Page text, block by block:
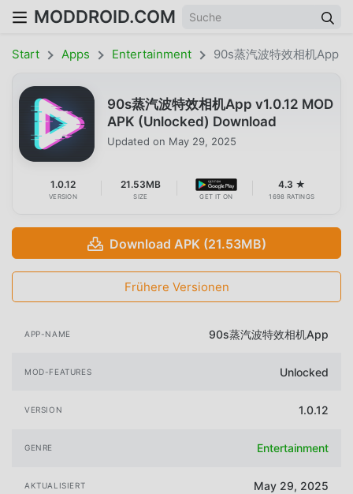
MODDROID.COM
Start Apps Entertainment 90s蒸汽波特效相机App
90s蒸汽波特效相机App v1.0.12 MOD
APK (Unlocked) Download
Updated on May 29, 2025
1.0.12
VERSION
21.53MB
SIZE GET IT ON
4.3 ★
1698 RATINGS
Download APK (21.53MB)
Frühere Versionen
APP-NAME 90s蒸汽波特效相机App
MOD-FEATURES Unlocked
VERSION 1.0.12
GENRE Entertainment
AKTUALISIERT May 29, 2025